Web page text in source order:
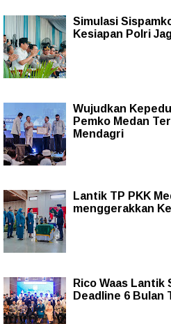
Simulasi
Kesiapan Polri
Wujudkan
Pemko Medan
Mendagri
Lantik TP PKK
menggerakkan
Rico Waas Lantik
Deadline 6 Bulan